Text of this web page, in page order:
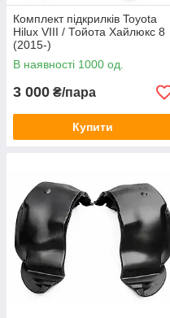
Комплект підкрилків Toyota
Hilux VIII / Тойота Хайлюкс 8
(2015-)
В наявності 1000 од.
3 000 ₴/пара
Купити